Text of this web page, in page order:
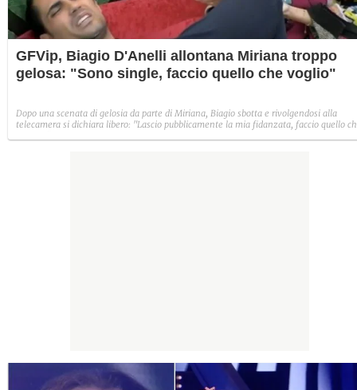
GFVip, Biagio D'Anelli allontana Miriana troppo
gelosa: "Sono single, faccio quello che voglio"
Dopo una scenata di gelosia da parte di Miriana, Biagio sbotta e rivolgendosi alla
telecamera si dichiara libero: "Lascio pubblicamente la mia fidanzata, faccio quello